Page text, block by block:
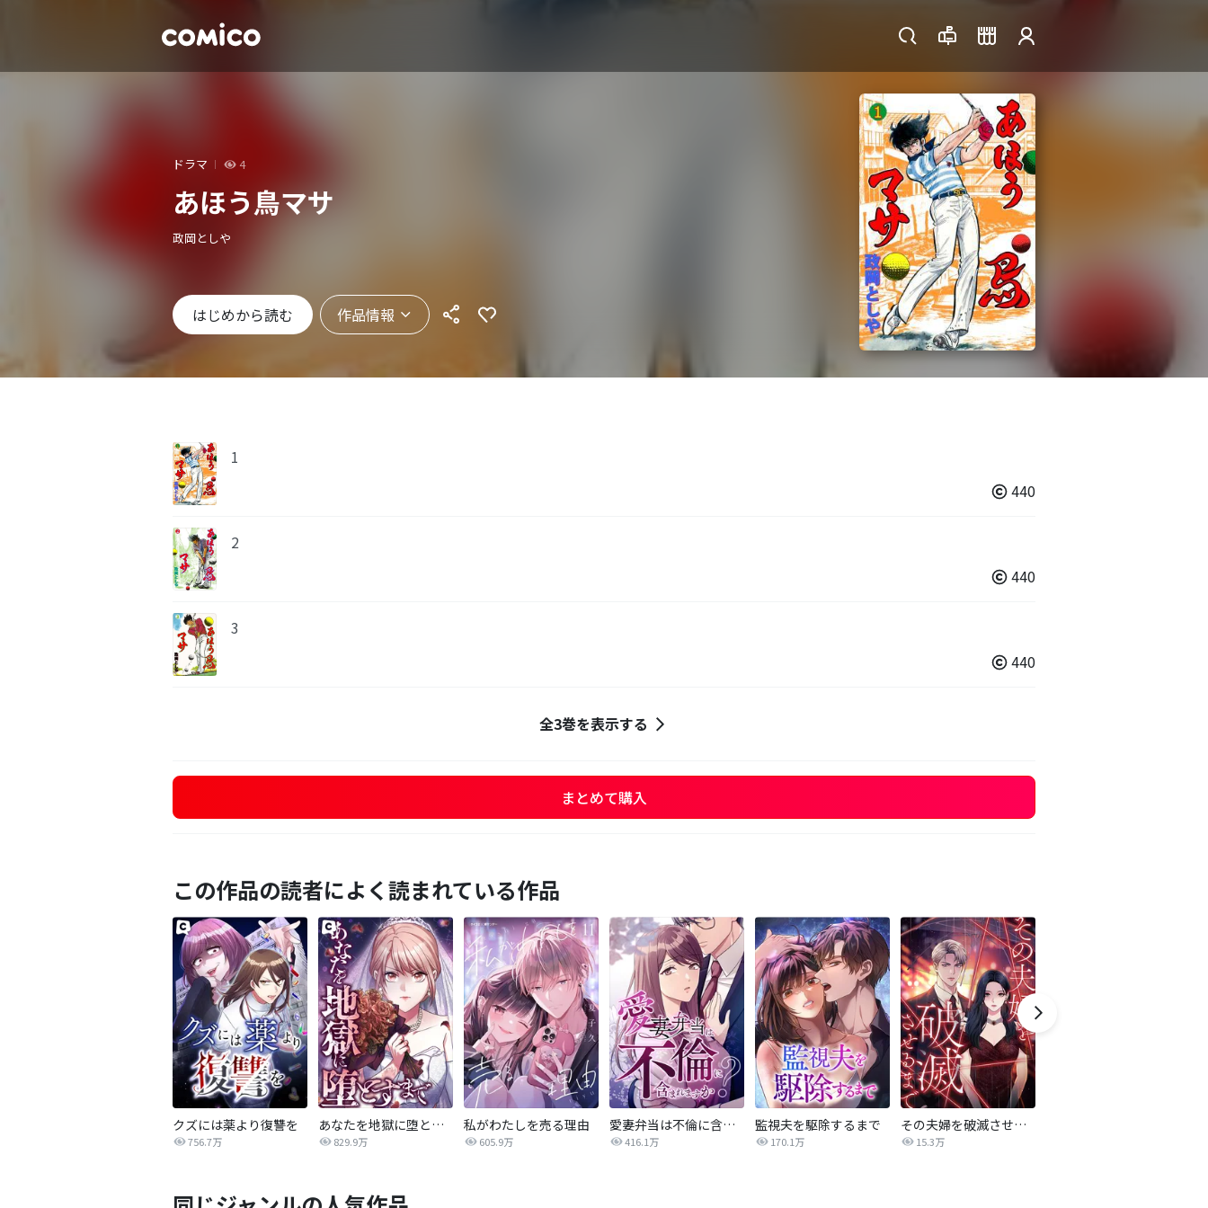
ドラマ 4
あほう鳥マサ
政岡としや
はじめから読む 作品情報
1
440
2
440
3
440
全3巻を表示する
まとめて購入
この作品の読者によく読まれている作品
クズには薬より復讐を
756.7万
あなたを地獄に堕とすまで
829.9万
私がわたしを売る理由
605.9万
愛妻弁当は不倫に含まれますか？
416.1万
監視夫を駆除するまで
170.1万
その夫婦を破滅させるまで
15.3万